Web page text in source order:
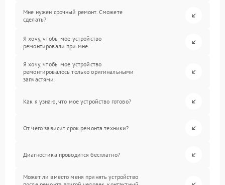
Мне нужен срочный ремонт. Сможете
сделать?
Я хочу, чтобы мое устройство
ремонтировали при мне.
Я хочу, чтобы мое устройство
ремонтировалось только оригинальными
запчастями.
Как я узнаю, что мое устройство готово?
От чего зависит срок ремонта техники?
Диагностика проводится бесплатно?
Может ли вместо меня принять устройство